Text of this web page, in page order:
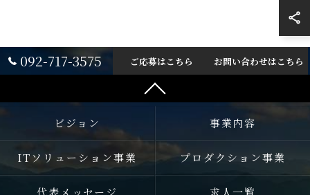
092-717-3575 ご応募はこちら お問い合わせはこちら
ビジョン 事業内容
ITソリューション事業 プロダクション事業
代表メッセージ 求人一覧